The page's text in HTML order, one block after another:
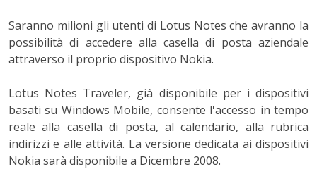
Saranno milioni gli utenti di Lotus Notes che avranno la
possibilità di accedere alla casella di posta aziendale
attraverso il proprio dispositivo Nokia.
Lotus Notes Traveler, già disponibile per i dispositivi
basati su Windows Mobile, consente l'accesso in tempo
reale alla casella di posta, al calendario, alla rubrica
indirizzi e alle attività. La versione dedicata ai dispositivi
Nokia sarà disponibile a Dicembre 2008.